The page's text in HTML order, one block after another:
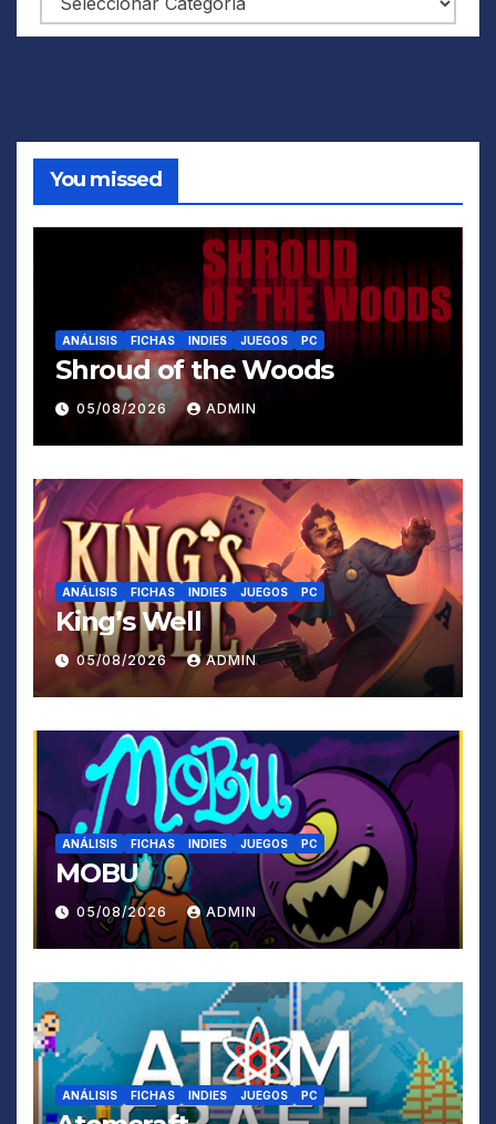
You missed
ANÁLISIS FICHAS INDIES JUEGOS PC
Shroud of the Woods
05/08/2026 ADMIN
ANÁLISIS FICHAS INDIES JUEGOS PC
King’s Well
05/08/2026 ADMIN
ANÁLISIS FICHAS INDIES JUEGOS PC
MOBU
05/08/2026 ADMIN
ANÁLISIS FICHAS INDIES JUEGOS PC